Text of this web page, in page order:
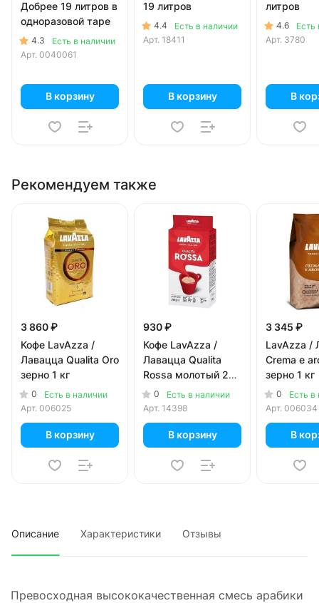
Добрее 19 литров в
одноразовой таре
4.3
Есть в наличии
Арт. 0040061
В корзину
19 литров
4.4
Есть в наличии
Арт. 18411
В корзину
литров
4.6
Есть
Арт. 3780
В
Рекомендуем также
3 860 ₽
Кофе LavAzza /
Лавацца Qualita Oro
зерно 1 кг
0
Есть в наличии
Арт. 006025
В корзину
930 ₽
Кофе LavAzza /
Лавацца Qualita
Rossa молотый 250
гр 0
Есть в наличии
Арт. 14398
В корзину
3 345 ₽
LavAzza /
Crema e
зерно 1 кг
0
Есть в
Арт. 006034
В
Описание Характеристики Отзывы
Превосходная высококачественная смесь арабики